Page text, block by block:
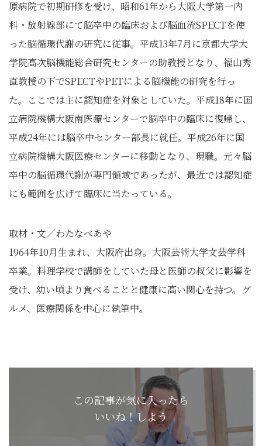
原病院で初期研修を受け、昭和61年から大阪大学第一内
科・放射線部にて脳卒中の臨床および脳血流SPECTを使
った脳循環代謝の研究に従事。平成13年7月に京都大学大
学院高次脳機能総合研究センターの助教授となり、福山秀
直教授の下でSPECTやPETによる脳機能の研究を行っ
た。ここでは主に認知症を対象としていた。平成18年に国
立病院機構大阪南医療センターで脳卒中の臨床に復帰し、
平成24年には脳卒中センター部長に就任。平成26年に国
立病院機構大阪医療センターに移動となり、現職。元々脳
卒中の脳循環代謝が専門領域であったが、最近では認知症
にも範囲を広げて臨床に当たっている。
取材・文／わたなべあや
1964年10月生まれ、大阪府出身。大阪芸術大学文芸学科
卒業。料理学校で講師をしていた母と医師の叔父に影響を
受け、幼い頃より食べることと健康に高い関心を持つ。グ
ルメ、医療関係を中心に執筆中。
この記事が気に入ったら
いいね！しよう